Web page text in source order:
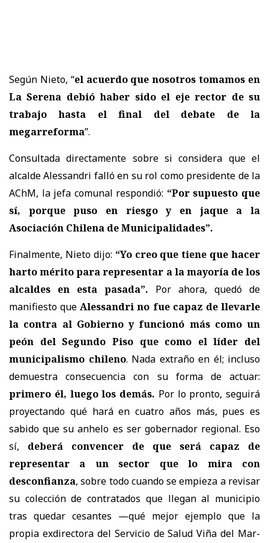
Según Nieto, “el acuerdo que nosotros tomamos en
La Serena debió haber sido el eje rector de su
trabajo hasta el final del debate de la
megarreforma”.
Consultada directamente sobre si considera que el
alcalde Alessandri falló en su rol como presidente de la
AChM, la jefa comunal respondió: “Por supuesto que
sí, porque puso en riesgo y en jaque a la
Asociación Chilena de Municipalidades”.
Finalmente, Nieto dijo: “Yo creo que tiene que hacer
harto mérito para representar a la mayoría de los
alcaldes en esta pasada”. Por ahora, quedó de
manifiesto queAlessandri no fue capaz de llevarle
la contra al Gobierno y funcionó más como un
peón del Segundo Piso que como el líder del
municipalismo chileno. Nada extraño en él; incluso
demuestra consecuencia con su forma de actuar:
primero él, luego los demás. Por lo pronto, seguirá
proyectando qué hará en cuatro años más, pues es
sabido que su anhelo es ser gobernador regional. Eso
sí, deberá convencer de que será capaz de
representar a un sector que lo mira con
desconfianza, sobre todo cuando se empieza a revisar
su colección de contratados que llegan al municipio
tras quedar cesantes —qué mejor ejemplo que la
propia exdirectora del Servicio de Salud Viña del Mar-